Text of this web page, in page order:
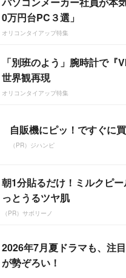
0万円台PC３選」
オリコンタイアップ特集
「別班のよう」腕時計で『
世界観再現
オリコンタイアップ特集
自販機にピッ！ですぐに
（PR）ジハンピ
朝1分貼るだけ！ミルクピ
っとうるツヤ肌
（PR）サボリーノ
2026年7月夏ドラマも、注
が勢ぞろい！